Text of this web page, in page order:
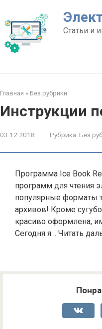
Статьи и
Главная » Без рубрики
Инструкции
03.12.2018 Рубрика: Без
Программа Ice Book
программ для чтения
популярные форматы
архивов! Кроме
красиво оформлена,
Сегодня я… Читать